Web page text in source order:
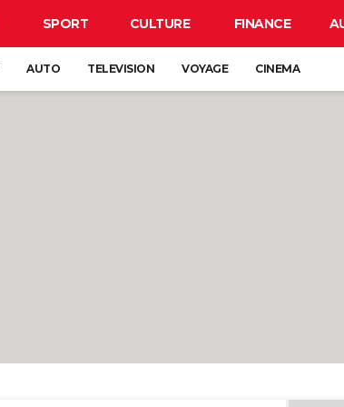
SPORT CULTURE FINANCE
AUTO TELEVISION VOYAGE CINEMA